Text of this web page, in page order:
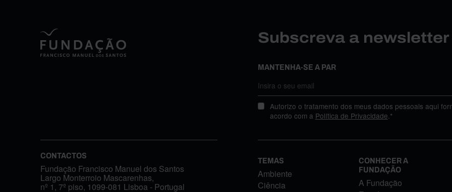
Subscreva a
MANTENHA-SE A PAR
Autorizo o tratamento dos meus dados pessoais aqui
acordo com a Política de Privacidade.*
CONTACTOS
Fundação Francisco Manuel dos Santos
Largo Monterroio Mascarenhas,
nº 1, 7º piso, 1099-081 Lisboa - Portugal
TEMAS
Ambiente
Ciência
CONHECER A
FUNDAÇÃO
A Fundação